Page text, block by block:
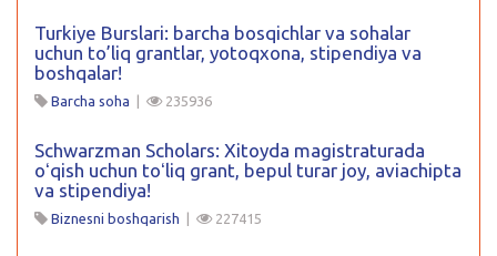
Turkiye Burslari: barcha bosqichlar va sohalar
uchun to’liq grantlar, yotoqxona, stipendiya va
boshqalar!
Barcha soha 235936
Schwarzman Scholars: Xitoyda magistraturada
oʻqish uchun toʻliq grant, bepul turar joy, aviachipta
va stipendiya!
Biznesni boshqarish 227415